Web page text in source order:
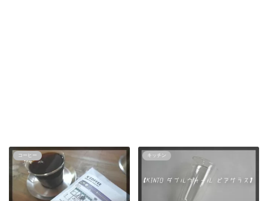
コーヒー キッチン